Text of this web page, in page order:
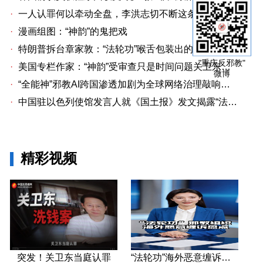
"重庆反邪教"
微博
· 一人认罪何以牵动全盘，李洪志切不断这条洗钱链
· 漫画组图：“神韵”的鬼把戏
· 特朗普拆台章家敦：“法轮功”喉舌包装出的“中国专家”
·
美国专栏作家：“神韵”受审查只是时间问题关卫东认罪牵出与《大纪元时报》资金链条
· “全能神”邪教AI跨国渗透加剧为全球网络治理敲响警钟
· 中国驻以色列使馆发言人就《国土报》发文揭露“法轮功”邪教本质答记者问
精彩视频
突发！关卫东当庭认罪 “法轮功”海外恶意缠诉盘点